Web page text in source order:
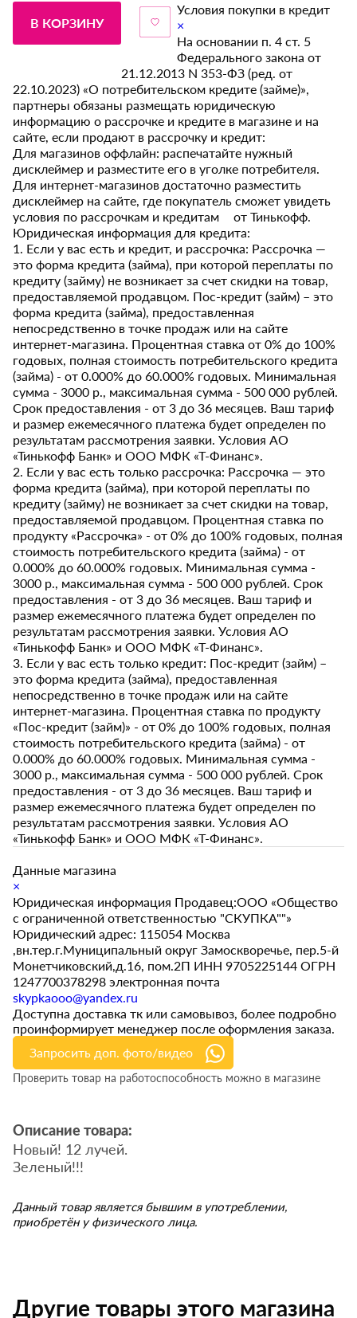
В КОРЗИНУ
Условия покупки в кредит
×
На основании п. 4 ст. 5
Федерального закона от
21.12.2013 N 353-ФЗ (ред. от
22.10.2023) «О потребительском кредите (займе)»,
партнеры обязаны размещать юридическую
информацию о рассрочке и кредите в магазине и на
сайте, если продают в рассрочку и кредит:
Для магазинов оффлайн: распечатайте нужный
дисклеймер и разместите его в уголке потребителя.
Для интернет-магазинов достаточно разместить
дисклеймер на сайте, где покупатель сможет увидеть
условия по рассрочкам и кредитам от Тинькофф.
Юридическая информация для кредита:
1. Если у вас есть и кредит, и рассрочка: Рассрочка —
это форма кредита (займа), при которой переплаты по
кредиту (займу) не возникает за счет скидки на товар,
предоставляемой продавцом. Пос-кредит (займ) – это
форма кредита (займа), предоставленная
непосредственно в точке продаж или на сайте
интернет-магазина. Процентная ставка от 0% до 100%
годовых, полная стоимость потребительского кредита
(займа) - от 0.000% до 60.000% годовых. Минимальная
сумма - 3000 р., максимальная сумма - 500 000 рублей.
Срок предоставления - от 3 до 36 месяцев. Ваш тариф
и размер ежемесячного платежа будет определен по
результатам рассмотрения заявки. Условия АО
«Тинькофф Банк» и ООО МФК «Т-Финанс».
2. Если у вас есть только рассрочка: Рассрочка — это
форма кредита (займа), при которой переплаты по
кредиту (займу) не возникает за счет скидки на товар,
предоставляемой продавцом. Процентная ставка по
продукту «Рассрочка» - от 0% до 100% годовых, полная
стоимость потребительского кредита (займа) - от
0.000% до 60.000% годовых. Минимальная сумма -
3000 р., максимальная сумма - 500 000 рублей. Срок
предоставления - от 3 до 36 месяцев. Ваш тариф и
размер ежемесячного платежа будет определен по
результатам рассмотрения заявки. Условия АО
«Тинькофф Банк» и ООО МФК «Т-Финанс».
3. Если у вас есть только кредит: Пос-кредит (займ) –
это форма кредита (займа), предоставленная
непосредственно в точке продаж или на сайте
интернет-магазина. Процентная ставка по продукту
«Пос-кредит (займ)» - от 0% до 100% годовых, полная
стоимость потребительского кредита (займа) - от
0.000% до 60.000% годовых. Минимальная сумма -
3000 р., максимальная сумма - 500 000 рублей. Срок
предоставления - от 3 до 36 месяцев. Ваш тариф и
размер ежемесячного платежа будет определен по
результатам рассмотрения заявки. Условия АО
«Тинькофф Банк» и ООО МФК «Т-Финанс».
Данные магазина
×
Юридическая информация Продавец:ООО «Общество
с ограниченной ответственностью "СКУПКА""»
Юридический адрес: 115054 Москва
,вн.тер.г.Муниципальный округ Замоскворечье, пер.5-й
Монетчиковский,д.16, пом.2П ИНН 9705225144 ОГРН
1247700378298 электронная почта
skypkaooo@yandex.ru
Доступна доставка тк или самовывоз, более подробно
проинформирует менеджер после оформления заказа.
Запросить доп. фото/видео
Проверить товар на работоспособность можно в магазине
Описание товара:
Новый! 12 лучей.
Зеленый!!!
Данный товар является бывшим в употреблении,
приобретён у физического лица.
Другие товары этого магазина